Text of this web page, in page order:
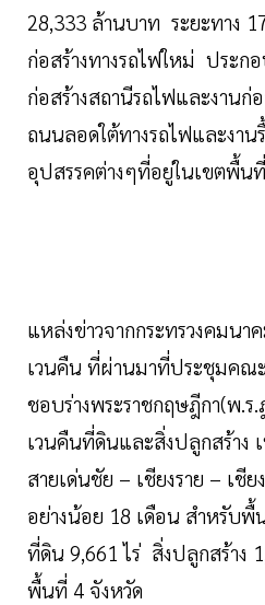
28,333 ล้านบาท ระยะทาง
ก่อสร้างทางรถไฟใหม่ ประก
ก่อสร้างสถานีรถไฟและงานก่
ถนนลอดใต้ทางรถไฟและงาน
อุปสรรคต่างๆที่อยู่ในเขตพื้น
แหล่งข่าวจากกระทรวงคมน
เวนคืน ที่ผ่านมาที่ประชุมคณ
ชอบร่างพระราชกฤษฎีกา(พ.
เวนคืนที่ดินและสิ่งปลูกสร้าง
สายเด่นชัย – เชียงราย – เชีย
อย่างน้อย 18 เดือน สำหรับ
ที่ดิน 9,661 ไร่ สิ่งปลูกสร้าง
พื้นที่ 4 จังหวัด